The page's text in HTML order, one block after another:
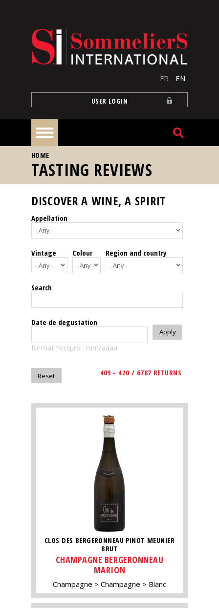
FR EN
USER LOGIN
Home
Our
events
Spirits
Tasting
reviews
The
magazine
Magazine
YOU ARE HERE
HOME
TASTING REVIEWS
DISCOVER A WINE, A SPIRIT
Appellation
Vintage Colour Region and country
Search
Date de degustation
format recquis : mm/aaaa
409 - 420 / 6787 RETURNS
CLOS DES BERGERONNEAU PINOT MEUNIER
BRUT
CHAMPAGNE BERGERONNEAU
MARION
Champagne Champagne Blanc